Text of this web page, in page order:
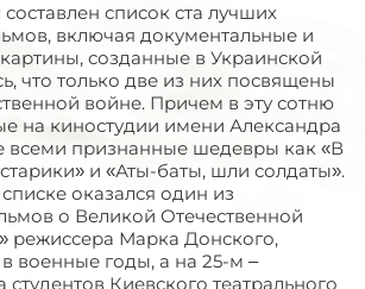
список ста лучших
включая документальные и
созданные в Украинской
что только две из них посвящены
войне. Причем в эту сотню
на киностудии имени Александра
всеми признанные шедевры как «В
и «Аты-баты, шли солдаты».
оказался один из
о Великой Отечественной
режиссера Марка Донского,
военные годы, а на 25-м –
студентов Киевского театрального